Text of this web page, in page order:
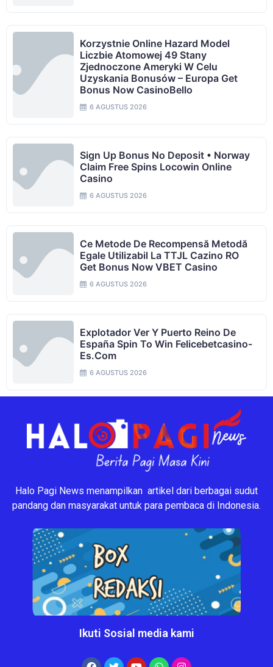
Korzystnie Online Hazard Model
Liczbie Atomowej 49 Stany
Zjednoczone Ameryki W Celu
Uzyskania Bonusów – Europa Get
Bonus Now CasinoBello
6 AGUSTUS 2026
Sign Up Bonus No Deposit • Norway
Claim Free Spins Locowin Online
Casino
6 AGUSTUS 2026
Ce Metode De Recompensă Metodă
Egale Utilizabil La TTJL Cazino RO
Get Bonus Now VBET Casino
6 AGUSTUS 2026
Explotador Ver Y Puerto Reino De
España Spin To Win Felicebetcasino-
Es.com
6 AGUSTUS 2026
Halo Pagi News menampilkan artikel dari berbagai sudut
pandang dan masyarakat untuk para pembaca di Indonesia.
Ikuti Sosial media kami